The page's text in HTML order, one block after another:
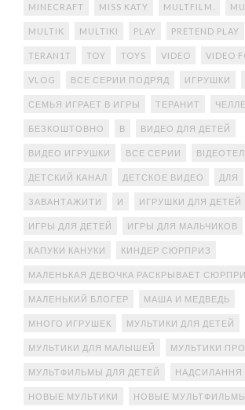
MINECRAFT MISS KATY MULTFILM.
MULTIK MULTIKI PLAY PRETEND PLAY
TERAN1T TOY TOYS VIDEO VIDEO
VLOG ВСЕ СЕРИИ ПОДРЯД ИГРУШКИ
СЕМЬЯ ИГРАЕТ В ИГРЫ ТЕРАНИТ
БЕЗКОШТОВНО В ВИДЕО ДЛЯ ДЕТЕЙ
ВИДЕО ИГРУШКИ ВСЕ СЕРИИ
ДЕТСКИЙ КАНАЛ ДЕТСКОЕ ВИДЕО ДЛЯ
ЗАВАНТАЖИТИ И ИГРУШКИ ДЛЯ ДЕТЕЙ
ИГРЫ ДЛЯ ДЕТЕЙ ИГРЫ ДЛЯ МАЛЬЧИКОВ
КАПУКИ КАНУКИ КИНДЕР СЮРПРИЗ
МАЛЕНЬКАЯ ДЕВОЧКА РАСКРЫВАЕТ
МАЛЕНЬКИЙ БЛОГЕР МАША И МЕДВЕДЬ
МНОГО ИГРУШЕК МУЛЬТИКИ ДЛЯ ДЕТЕЙ
МУЛЬТИКИ ДЛЯ МАЛЫШЕЙ МУЛЬТИКИ
МУЛЬТФИЛЬМЫ ДЛЯ ДЕТЕЙ НАДСИЛАННЯ
НОВЫЕ МУЛЬТИКИ НОВЫЕ МУЛЬТФИЛЬМЫ